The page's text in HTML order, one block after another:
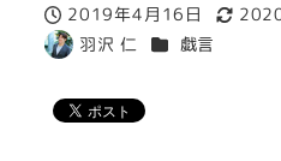
投稿日
2019年4月16日
更新日
著
羽沢 仁 カテゴリー
戯言